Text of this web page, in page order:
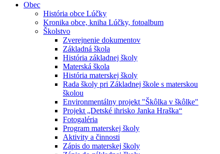
Obec
História obce Lúčky
Kronika obce, kniha Lúčky, fotoalbum
Školstvo
Zverejnenie dokumentov
Základná škola
História základnej školy
Materská škola
História materskej školy
Rada školy pri Základnej škole s materskou
školou
Environmentálny projekt "Škôlka v škôlke"
Projekt „Detské ihrisko Janka Hraška“
Fotogaléria
Program materskej školy
Aktivity a činnosti
Zápis do materskej školy